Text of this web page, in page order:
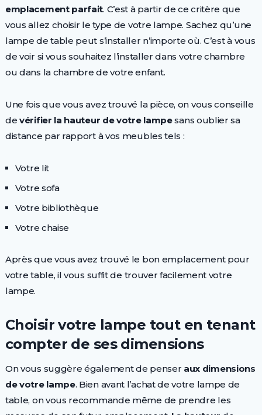
emplacement parfait. C’est à partir de ce critère que
vous allez choisir le type de votre lampe. Sachez qu’une
lampe de table peut s’installer n’importe où. C’est à vous
de voir si vous souhaitez l’installer dans votre chambre
ou dans la chambre de votre enfant.
Une fois que vous avez trouvé la pièce, on vous conseille
devérifier la hauteur de votre lampesans oublier sa
distance par rapport à vos meubles tels :
Votre lit
Votre sofa
Votre bibliothèque
Votre chaise
Après que vous avez trouvé le bon emplacement pour
votre table, il vous suffit de trouver facilement votre
lampe.
Choisir votre lampe tout en tenant
compter de ses dimensions
On vous suggère également de penser aux dimensions
de votre lampe. Bien avant l’achat de votre lampe de
table, on vous recommande même de prendre les